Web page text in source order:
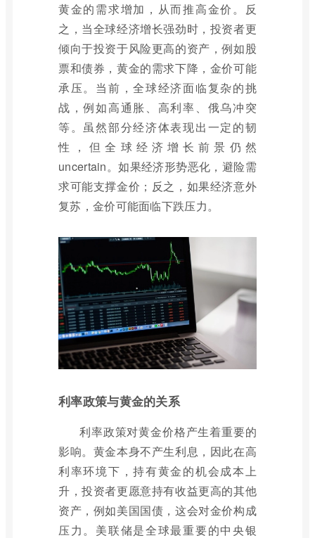
黄金的需求增加，从而推高金价。反
之，当全球经济增长强劲时，投资者更
倾向于投资于风险更高的资产，例如股
票和债券，黄金的需求下降，金价可能
承压。当前，全球经济面临复杂的挑
战，例如高通胀、高利率、俄乌冲突
等。虽然部分经济体表现出一定的韧
性，但全球经济增长前景仍然
uncertain。如果经济形势恶化，避险需
求可能支撑金价；反之，如果经济意外
复苏，金价可能面临下跌压力。
利率政策与黄金的关系
利率政策对黄金价格产生着重要的
影响。黄金本身不产生利息，因此在高
利率环境下，持有黄金的机会成本上
升，投资者更愿意持有收益更高的其他
资产，例如美国国债，这会对金价构成
压力。美联储是全球最重要的中央银